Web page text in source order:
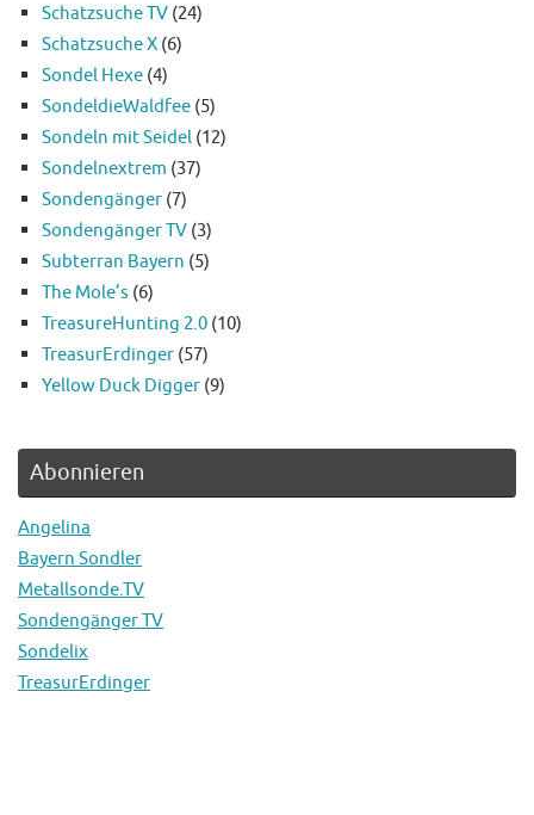
Schatzsuche TV (24)
Schatzsuche X (6)
Sondel Hexe (4)
SondeldieWaldfee (5)
Sondeln mit Seidel (12)
Sondelnextrem (37)
Sondengänger (7)
Sondengänger TV (3)
Subterran Bayern (5)
The Mole’s (6)
TreasureHunting 2.0 (10)
TreasurErdinger (57)
Yellow Duck Digger (9)
Abonnieren
Angelina
Bayern Sondler
Metallsonde.TV
Sondengänger TV
Sondelix
TreasurErdinger